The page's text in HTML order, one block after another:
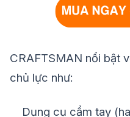
CRAFTSMAN nổi bật
chủ lực như:
Dụng cụ cầm tay